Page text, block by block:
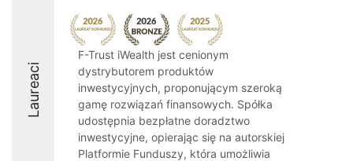
Laureaci
F-Trust iWealth jest cenionym
dystrybutorem produktów
inwestycyjnych, proponującym szeroką
gamę rozwiązań finansowych. Spółka
udostępnia bezpłatne doradztwo
inwestycyjne, opierając się na autorskiej
Platformie Funduszy, która umożliwia